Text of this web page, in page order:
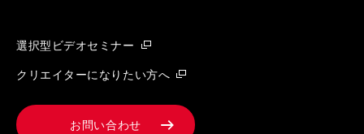
選択型ビデオセミナー
クリエイターになりたい方へ
お問い合わせ